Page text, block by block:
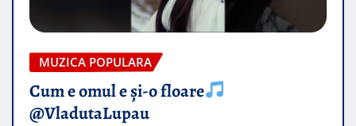
MUZICA POPULARA
Cum e omul e și-o floare
@VladutaLupau